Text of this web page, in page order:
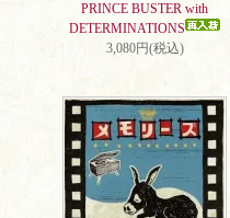
PRINCE BUSTER with
DETERMINATIONS
3,080円(税込)